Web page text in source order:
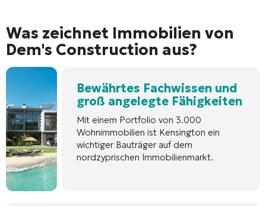
Was zeichnet Immobilien von
Dem's Construction aus?
Bewährtes Fachwissen und
groß angelegte Fähigkeiten
Mit einem Portfolio von 3.000
Wohnimmobilien ist Kensington ein
wichtiger Bauträger auf dem
nordzyprischen Immobilienmarkt.